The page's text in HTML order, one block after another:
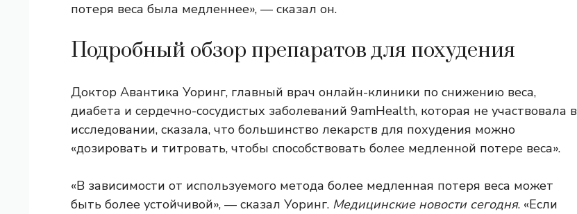
потеря веса была медленнее», — сказал он.
Подробный обзор препаратов для похудения
Доктор Авантика Уоринг, главный врач онлайн-клиники по снижению веса,
диабета и сердечно-сосудистых заболеваний 9amHealth, которая не участвовала в
исследовании, сказала, что большинство лекарств для похудения можно
«дозировать и титровать, чтобы способствовать более медленной потере веса».
«В зависимости от используемого метода более медленная потеря веса может
быть более устойчивой», — сказал Уоринг. Медицинские новости сегодня. «Если